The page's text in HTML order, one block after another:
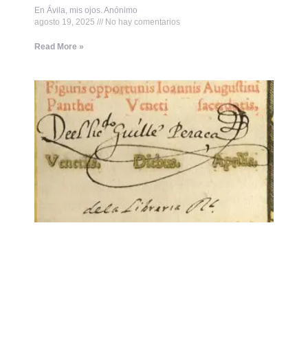
En Ávila, mis ojos. Anónimo
agosto 19, 2025
No hay comentarios
Read More »